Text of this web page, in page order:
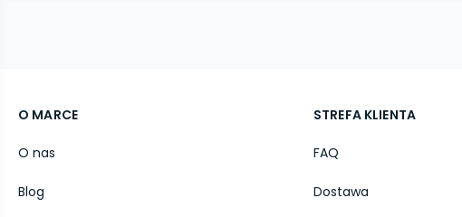
O MARCE
O nas
Blog
STREFA KLIENTA
FAQ
Dostawa